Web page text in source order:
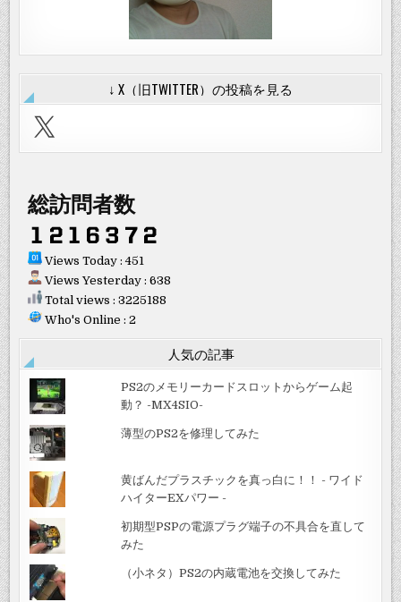
↓ X（旧TWITTER）の投稿を見る
X
総訪問者数
Views Today : 451
Views Yesterday : 638
Total views : 3225188
Who's Online : 2
人気の記事
PS2のメモリーカードスロットからゲーム起
動？ -MX4SIO-
薄型のPS2を修理してみた
黄ばんだプラスチックを真っ白に！！ - ワイド
ハイターEXパワー -
初期型PSPの電源プラグ端子の不具合を直して
みた
（小ネタ）PS2の内蔵電池を交換してみた